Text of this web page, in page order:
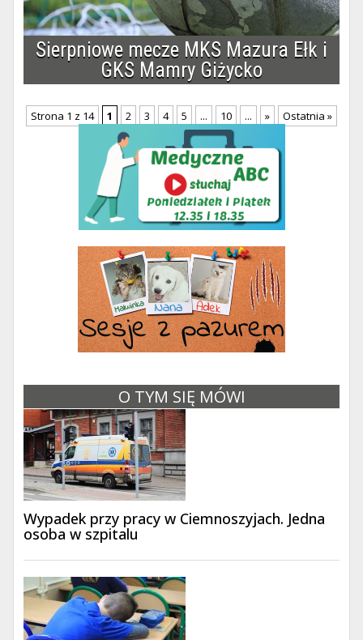
Sierpniowe mecze MKS Mazura Ełk i
GKS Mamry Giżycko
Strona 1 z 14 1 2 3 4 5 ... 10 ... » Ostatnia »
O TYM SIĘ MÓWI
Wypadek przy pracy w Ciemnoszyjach. Jedna
osoba w szpitalu